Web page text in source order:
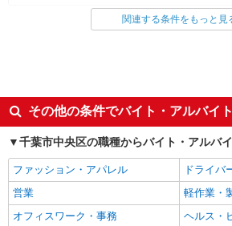
同じ雇用形態から新千葉駅の求人を探す
未経験歓迎
短時間勤
扶養内勤務OK
副業・W
交通費支給
社会保険
同じ職種から求人を探す
販売・接客サービス
関連する条件をもっと見
その他の条件でバイト・アルバイ
千葉市中央区の職種からバイト・アルバ
ファッション・アパレル
ドライバ
営業
軽作業・
オフィスワーク・事務
ヘルス・